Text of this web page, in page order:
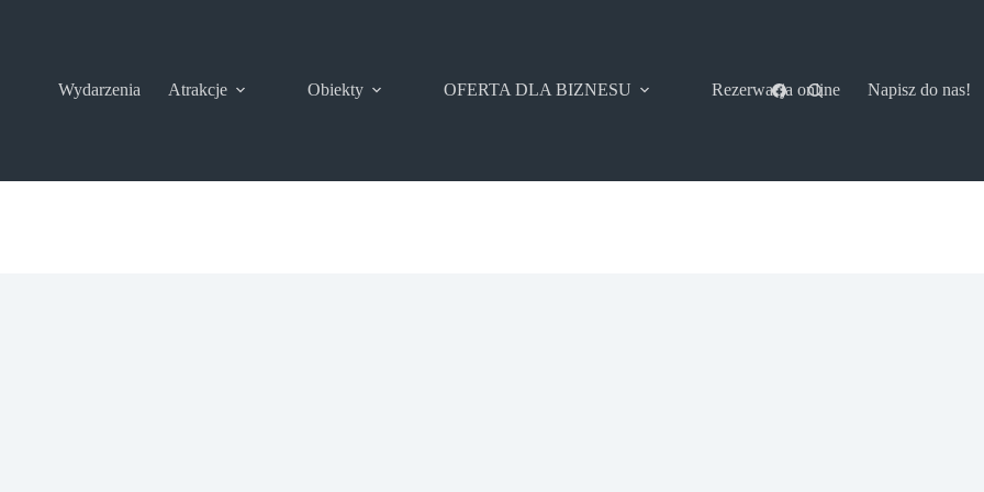
Wydarzenia Atrakcje Obiekty OFERTA DLA BIZNESU Rezerwacja online Napisz do nas!